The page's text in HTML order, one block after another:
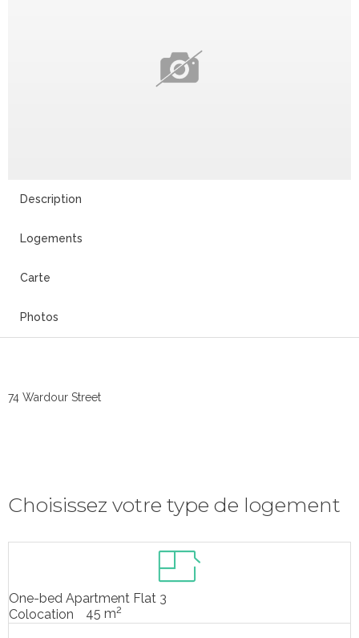
Description
Logements
Carte
Photos
74 Wardour Street
Choisissez votre type de logement
One-bed Apartment Flat 3
Colocation
45 m2